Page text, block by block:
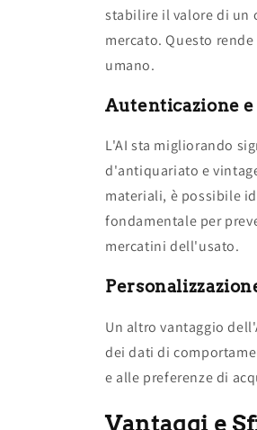
stabilire il valore di un
mercato. Questo
umano.
Autenticazione
L'AI sta migliorando
d'antiquariato e
materiali, è possibile
fondamentale per
mercatini dell'usato.
Un altro vantaggio
dei dati di
e alle preferenze di
Vantaggi e